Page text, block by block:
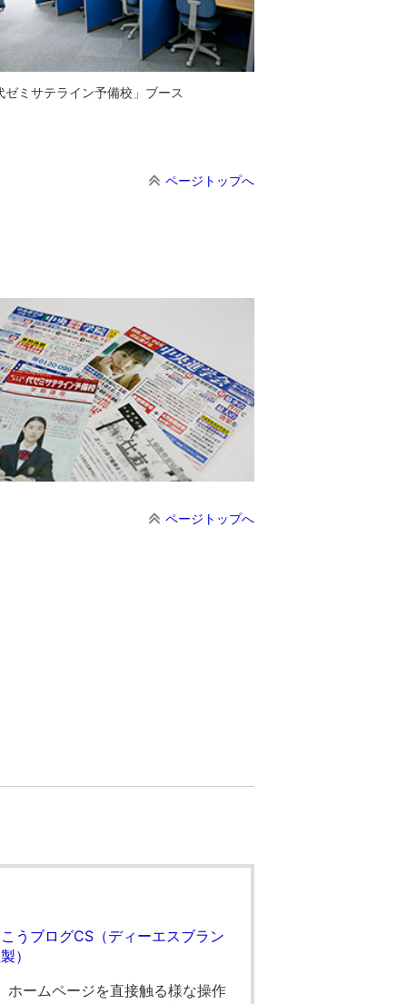
ゼミサテライン予備校」ブース
ページトップへ
ページトップへ
うブログCS（ディーエスブラン
）
ホームページを直接触る様な操作